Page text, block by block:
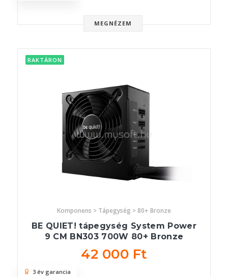
MEGNÉZEM
RAKTÁRON
Komponens > Tápegység > 80+ Bronze
BE QUIET! tápegység System Power
9 CM BN303 700W 80+ Bronze
42 000 Ft
3 év garancia